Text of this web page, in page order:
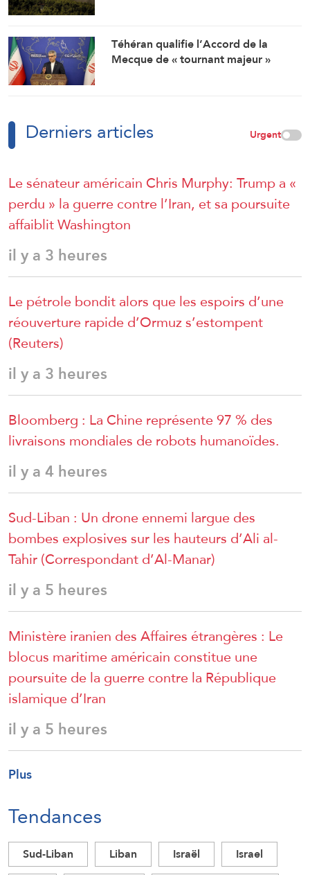
Téhéran qualifie l’Accord de la
Mecque de « tournant majeur »
Derniers articles Urgent
Le sénateur américain Chris Murphy: Trump a «
perdu » la guerre contre l’Iran, et sa poursuite
affaiblit Washington
il y a 3 heures
Le pétrole bondit alors que les espoirs d’une
réouverture rapide d’Ormuz s’estompent
(Reuters)
il y a 3 heures
Bloomberg : La Chine représente 97 % des
livraisons mondiales de robots humanoïdes.
il y a 4 heures
Sud-Liban : Un drone ennemi largue des
bombes explosives sur les hauteurs d’Ali al-
Tahir (Correspondant d’Al-Manar)
il y a 5 heures
Ministère iranien des Affaires étrangères : Le
blocus maritime américain constitue une
poursuite de la guerre contre la République
islamique d’Iran
il y a 5 heures
Plus
Tendances
Sud-Liban Liban Israël
Israel